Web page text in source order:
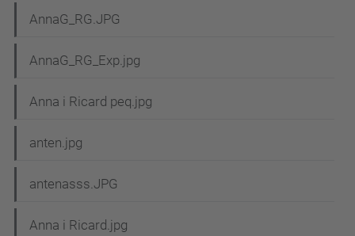
AnnaG_RG.JPG
AnnaG_RG_Exp.jpg
Anna i Ricard peq.jpg
anten.jpg
antenasss.JPG
Anna i Ricard.jpg